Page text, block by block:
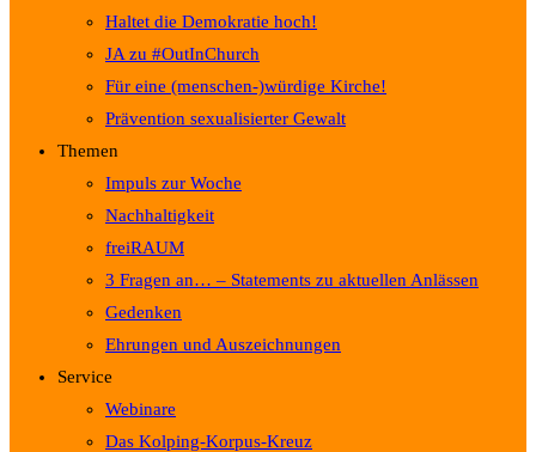
Haltet die Demokratie hoch!
JA zu #OutInChurch
Für eine (menschen-)würdige Kirche!
Prävention sexualisierter Gewalt
Themen
Impuls zur Woche
Nachhaltigkeit
freiRAUM
3 Fragen an… – Statements zu aktuellen Anlässen
Gedenken
Ehrungen und Auszeichnungen
Service
Webinare
Das Kolping-Korpus-Kreuz